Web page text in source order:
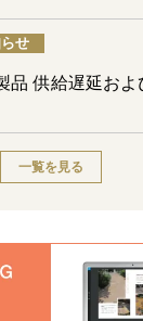
せ
品 供給遅延およ
一覧を見る